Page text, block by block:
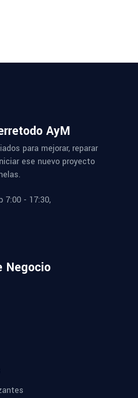
AyM
para mejorar, reparar
ese nuevo proyecto
7:00 - 17:30,
Negocio